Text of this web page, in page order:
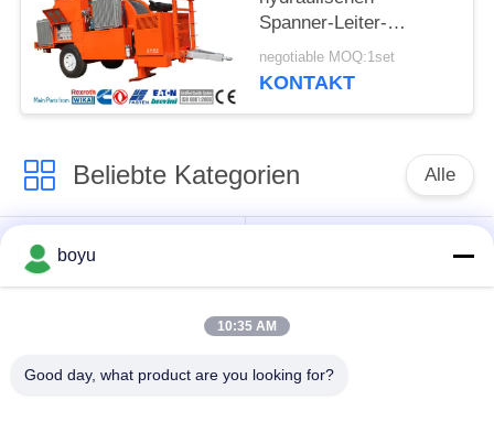
Spanner-Leiter-
Stringing Equipment
Hydraulic-Kabel-
negotiable MOQ:1set
KONTAKT
Beliebte Kategorien Alle
Übertragungsleitung,
die Ausrüstung
Spannung, die
Gegendrehdrahtseil
boyu
10:35 AM
Good day, what product are you looking for?